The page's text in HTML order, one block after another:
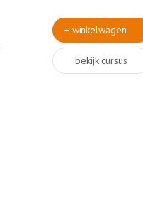
+ winkelwagen
bekijk cursus